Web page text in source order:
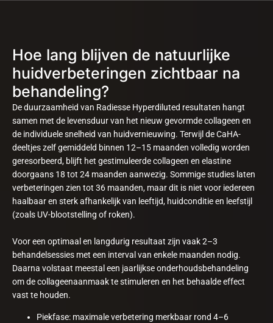
Hoe lang blijven de natuurlijke
huidverbeteringen zichtbaar na
behandeling?
De duurzaamheid van Radiesse Hyperdiluted resultaten hangt
samen met de levensduur van het nieuw gevormde collageen en
de individuele snelheid van huidvernieuwing. Terwijl de CaHA-
deeltjes zelf gemiddeld binnen 12–15 maanden volledig worden
geresorbeerd, blijft het gestimuleerde collageen en elastine
doorgaans 18 tot 24 maanden aanwezig. Sommige studies laten
verbeteringen zien tot 36 maanden, maar dit is niet voor iedereen
haalbaar en sterk afhankelijk van leeftijd, huidconditie en leefstijl
(zoals UV-blootstelling of roken).
Voor een optimaal en langdurig resultaat zijn vaak 2–3
behandelsessies met een interval van enkele maanden nodig.
Daarna volstaat meestal een jaarlijkse onderhoudsbehandeling
om de collageenaanmaak te stimuleren en het behaalde effect
vast te houden.
Piekfase: maximale verbetering merkbaar rond 4–6